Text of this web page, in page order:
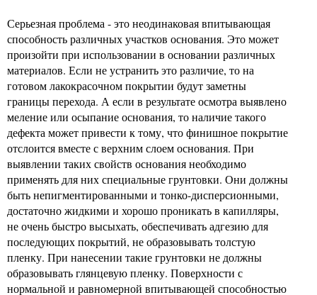
Серьезная проблема - это неодинаковая впитывающая
способность различных участков основания. Это может
произойти при использовании в основании различных
материалов. Если не устранить это различие, то на
готовом лакокрасочном покрытии будут заметны
границы перехода. А если в результате осмотра выявлено
меление или осыпание основания, то наличие такого
дефекта может привести к тому, что финишное покрытие
отслоится вместе с верхним слоем основания. При
выявлении таких свойств основания необходимо
применять для них специальные грунтовки. Они должны
быть непигментированными и тонко-дисперсионными,
достаточно жидкими и хорошо проникать в капилляры,
не очень быстро высыхать, обеспечивать адгезию для
последующих покрытий, не образовывать толстую
пленку. При нанесении такие грунтовки не должны
образовывать глянцевую пленку. Поверхности с
нормальной и равномерной впитывающей способностью